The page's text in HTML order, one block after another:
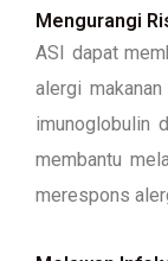
Mengurangi
ASI dapat
alergi
imunoglobulin
membantu
merespons